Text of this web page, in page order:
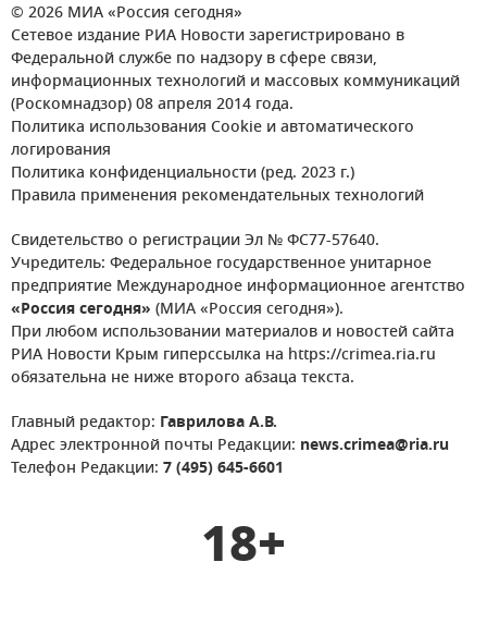
© 2026 МИА «Россия сегодня»
Сетевое издание РИА Новости зарегистрировано в
Федеральной службе по надзору в сфере связи,
информационных технологий и массовых коммуникаций
(Роскомнадзор) 08 апреля 2014 года.
Политика использования Cookie и автоматического
логирования
Политика конфиденциальности (ред. 2023 г.)
Правила применения рекомендательных технологий
Свидетельство о регистрации Эл № ФС77-57640.
Учредитель: Федеральное государственное унитарное
предприятие Международное информационное агентство
«Россия сегодня» (МИА «Россия сегодня»).
При любом использовании материалов и новостей сайта
РИА Новости Крым гиперссылка на https://crimea.ria.ru
обязательна не ниже второго абзаца текста.
Главный редактор: Гаврилова А.В.
Адрес электронной почты Редакции: news.crimea@ria.ru
Телефон Редакции: 7 (495) 645-6601
18+